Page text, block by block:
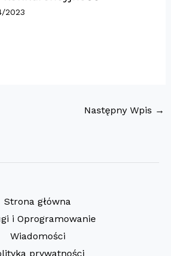
2023
Następny Wpis →
Strona główna
i Oprogramowanie
Wiadomości
prywatności